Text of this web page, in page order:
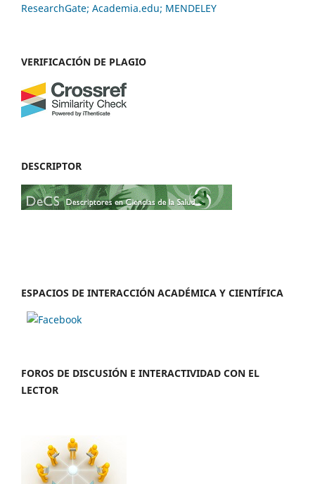
ResearchGate; Academia.edu; MENDELEY
VERIFICACIÓN DE PLAGIO
DESCRIPTOR
ESPACIOS DE INTERACCIÓN ACADÉMICA Y CIENTÍFICA
FOROS DE DISCUSIÓN E INTERACTIVIDAD CON EL
LECTOR